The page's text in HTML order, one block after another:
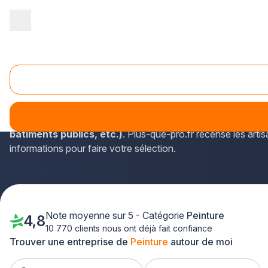
Peinture Sceaux (92330)
À Sceaux (Hauts-de-Seine, Île-de-France), on trouve
Parmi les prestations proposées par ces peintres en
bâtiments publics, etc.). Plus-que-pro.fr recense les
informations pour faire votre sélection.
Trouver une entreprise de Peinture autour de moi
4,8Note moyenne sur 5 - Catégorie Peinture
10 770 clients nous ont déjà fait confiance